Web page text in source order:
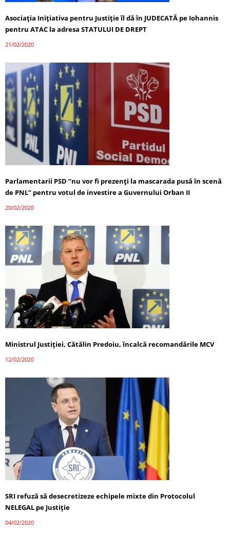
Asociaţia Iniţiativa pentru Justiţie îl dă în JUDECATĂ pe Iohannis
pentru ATAC la adresa STATULUI DE DREPT
21/02/2020
Parlamentarii PSD ”nu vor fi prezenţi la mascarada pusă în scenă
de PNL” pentru votul de investire a Guvernului Orban II
20/02/2020
Ministrul Justiției, Cătălin Predoiu, încalcă recomandările MCV
12/02/2020
SRI refuză să desecretizeze echipele mixte din Protocolul
NELEGAL pe Justiție
04/02/2020